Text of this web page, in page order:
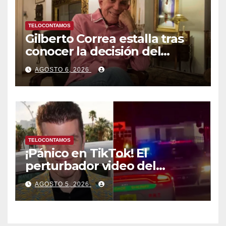
TELOCONTAMOS
Gilberto Correa estalla tras
conocer la decisión del
tribunal en su caso
AGOSTO 6, 2026
TELOCONTAMOS
¡Pánico en TikTok! El
perturbador video del
famoso influencer Perez
Hilton que obligó a sus fans a
pedir ayuda médica
AGOSTO 5, 2026